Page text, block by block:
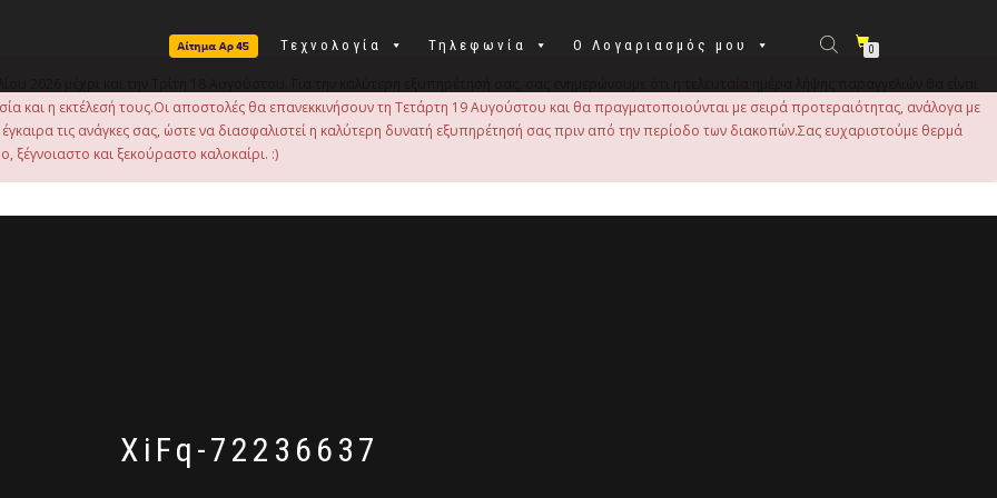
Τεχνολογία Τηλεφωνία Ο Λογαριασμός μου 0
και η εκτέλεσή τους.Οι αποστολές θα επανεκκινήσουν τη Τετάρτη 19 Αυγούστου και θα πραγματοποιούνται με σειρά προτεραιότητας, ανάλογα με
τις ανάγκες σας, ώστε να διασφαλιστεί η καλύτερη δυνατή εξυπηρέτησή σας πριν από την περίοδο των διακοπών.Σας ευχαριστούμε θερμά
ξέγνοιαστο και ξεκούραστο καλοκαίρι. :)
XiFq-72236637